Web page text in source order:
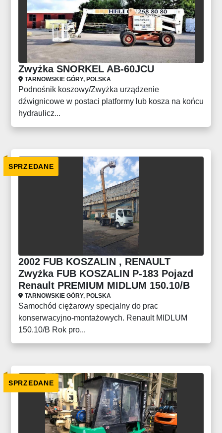
Zwyżka SNORKEL AB-60JCU
TARNOWSKIE GÓRY, POLSKA
Podnośnik koszowy/Zwyżka urządzenie
dźwignicowe w postaci platformy lub kosza na końcu
hydraulicz...
SPRZEDANE
2002 FUB KOSZALIN , RENAULT
Zwyżka FUB KOSZALIN P-183 Pojazd
Renault PREMIUM MIDLUM 150.10/B
TARNOWSKIE GÓRY, POLSKA
Samochód ciężarowy specjalny do prac
konserwacyjno-montażowych. Renault MIDLUM
150.10/B Rok pro...
SPRZEDANE